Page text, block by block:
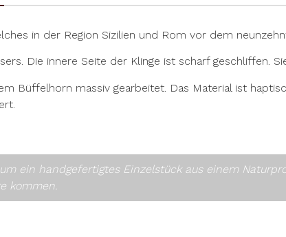
in der Region Sizilien und Rom vor dem
Die innere Seite der Klinge ist scharf geschliffen.
Büffelhorn massiv gearbeitet. Das Material ist
ein handgefertigtes Einzelstück aus einem
kommen.